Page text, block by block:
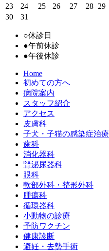
23
24 25 26 27 28 29
30
31
○休診日
●午前休診
●午後休診
Home
初めての方へ
病院案内
スタッフ紹介
アクセス
皮膚科
子犬・子猫の感染症治療
歯科
消化器科
腎泌尿器科
眼科
軟部外科・整形外科
腫瘍科
循環器科
小動物の診療
予防ワクチン
健康診断
避妊・去勢手術